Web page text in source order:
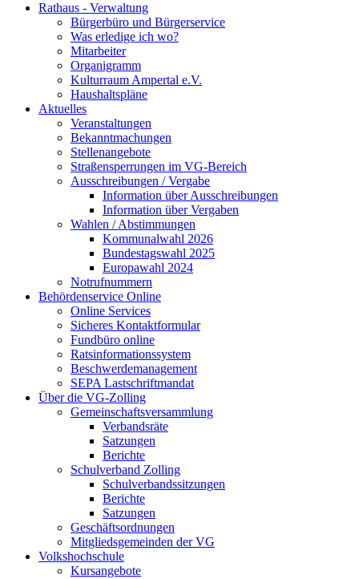
Rathaus - Verwaltung
Bürgerbüro und Bürgerservice
Was erledige ich wo?
Mitarbeiter
Organigramm
Kulturraum Ampertal e.V.
Haushaltspläne
Aktuelles
Veranstaltungen
Bekanntmachungen
Stellenangebote
Straßensperrungen im VG-Bereich
Ausschreibungen / Vergabe
Information über Ausschreibungen
Information über Vergaben
Wahlen / Abstimmungen
Kommunalwahl 2026
Bundestagswahl 2025
Europawahl 2024
Notrufnummern
Behördenservice Online
Online Services
Sicheres Kontaktformular
Fundbüro online
Ratsinformationssystem
Beschwerdemanagement
SEPA Lastschriftmandat
Über die VG-Zolling
Gemeinschaftsversammlung
Verbandsräte
Satzungen
Berichte
Schulverband Zolling
Schulverbandssitzungen
Berichte
Satzungen
Geschäftsordnungen
Mitgliedsgemeinden der VG
Volkshochschule
Kursangebote